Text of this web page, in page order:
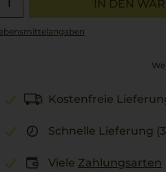
IN DEN
Kostenfreie
Schnelle Lieferung
Viele Zahlungsarten